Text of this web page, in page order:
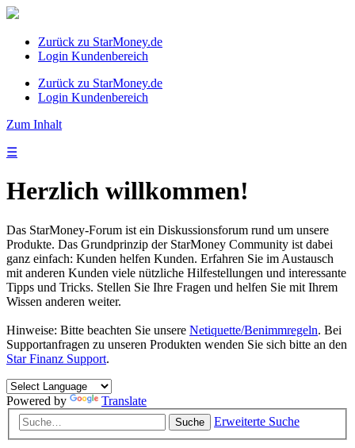
Zurück zu StarMoney.de
Login Kundenbereich
Zurück zu StarMoney.de
Login Kundenbereich
Zum Inhalt
☰
Herzlich willkommen!
Das StarMoney-Forum ist ein Diskussionsforum rund um unsere
Produkte. Das Grundprinzip der StarMoney Community ist dabei
ganz einfach: Kunden helfen Kunden. Erfahren Sie im Austausch
mit anderen Kunden viele nützliche Hilfestellungen und interessante
Tipps und Tricks. Stellen Sie Ihre Fragen und helfen Sie mit Ihrem
Wissen anderen weiter.
Hinweise: Bitte beachten Sie unsere Netiquette/Benimmregeln. Bei
Supportanfragen zu unseren Produkten wenden Sie sich bitte an den
Star Finanz Support.
Powered by Translate
Suche Erweiterte Suche